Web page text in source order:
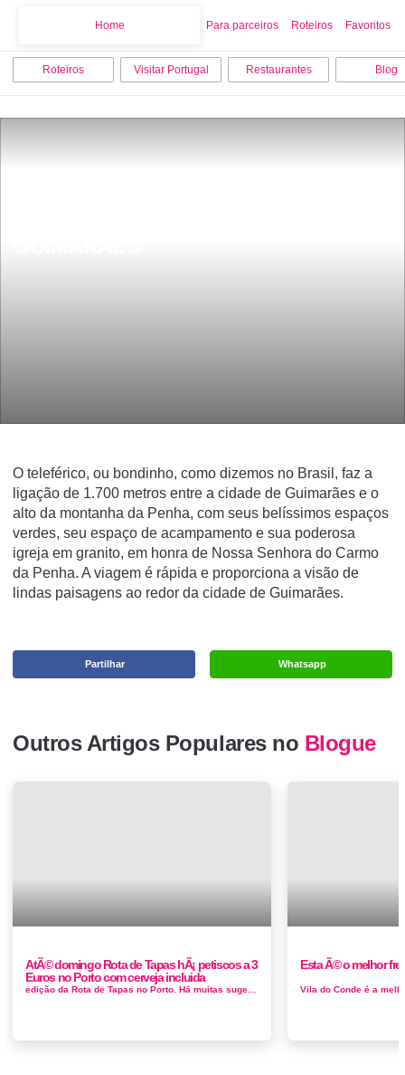
Home Para parceiros Roteiros Favoritos
Roteiros Visitar Portugal Restaurantes Blog
O teleférico, ou bondinho, como dizemos no Brasil, faz a
ligação de 1.700 metros entre a cidade de Guimarães e o
alto da montanha da Penha, com seus belíssimos espaços
verdes, seu espaço de acampamento e sua poderosa
igreja em granito, em honra de Nossa Senhora do Carmo
da Penha. A viagem é rápida e proporciona a visão de
lindas paisagens ao redor da cidade de Guimarães.
Whatsapp
Partilhar
Outros Artigos Populares no Blogue
AtÃ© domingo Rota de Tapas hÃ¡ petiscos a 3
Euros no Porto com cerveja incluida
Esta Ã© o melhor